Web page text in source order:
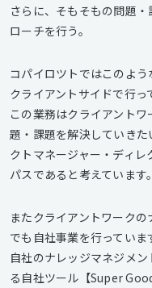
さらに、そもそもの問題
ローチを行う。
コパイロツトではこのよ
クライアントサイドで行っ
この業務はクライアント
題・課題を解決していき
クトマネージャー・ディ
パスであると考えています。
またクライアントワーク
でも自社事業を行っていま
自社のナレッジマネジメ
る自社ツール【Super